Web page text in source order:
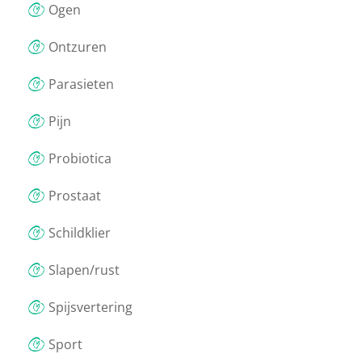
Ogen
Ontzuren
Parasieten
Pijn
Probiotica
Prostaat
Schildklier
Slapen/rust
Spijsvertering
Sport